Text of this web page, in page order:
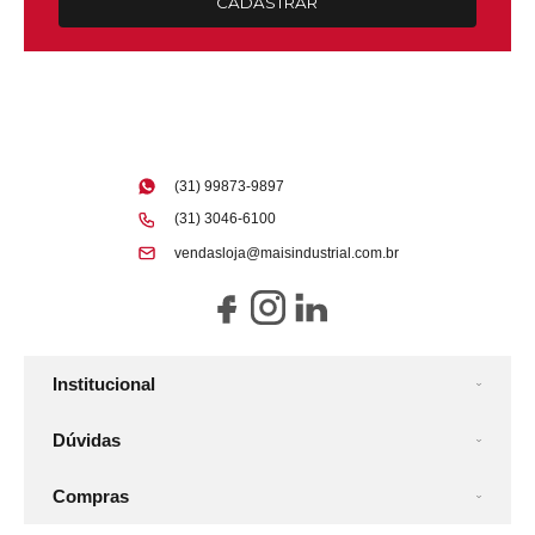
Institucional
Dúvidas
Compras
(31) 99873-9897
(31) 3046-6100
vendasloja@maisindustrial.com.br